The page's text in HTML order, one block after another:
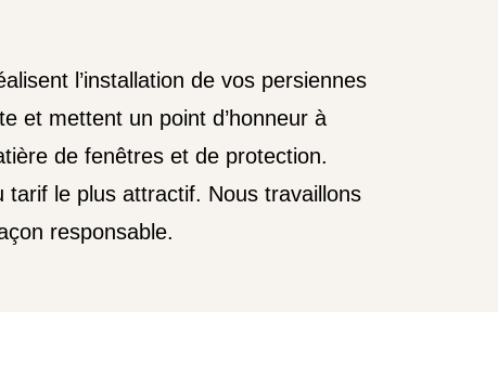
l’installation de vos persiennes
et mettent un point d’honneur à
de fenêtres et de protection.
le plus attractif. Nous travaillons
responsable.